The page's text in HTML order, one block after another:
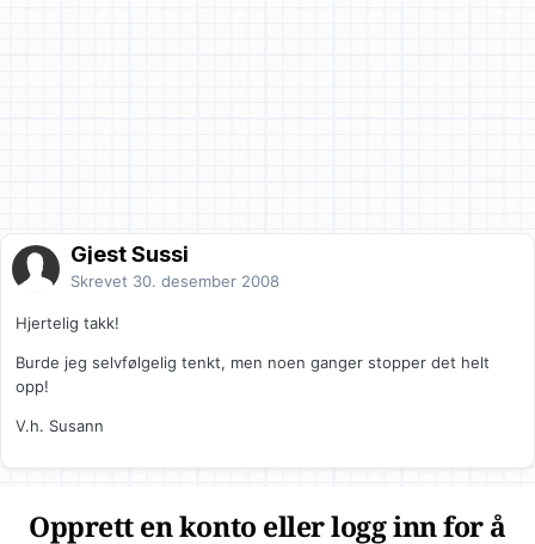
Gjest Sussi
Skrevet 30. desember 2008
Hjertelig takk!
Burde jeg selvfølgelig tenkt, men noen ganger stopper det helt
opp!
V.h. Susann
Opprett en konto eller logg inn for å